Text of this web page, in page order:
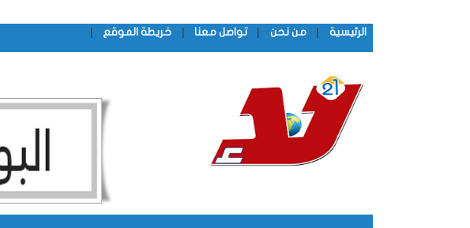
الرئيسية | من نحن | تواصل معنا | خريطة الموقع |